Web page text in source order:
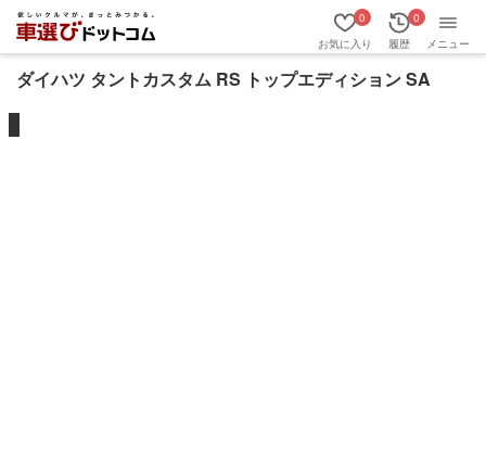
お気に入り
0
履歴
0
メニュー
ダイハツ タントカスタム RS トップエディション SA